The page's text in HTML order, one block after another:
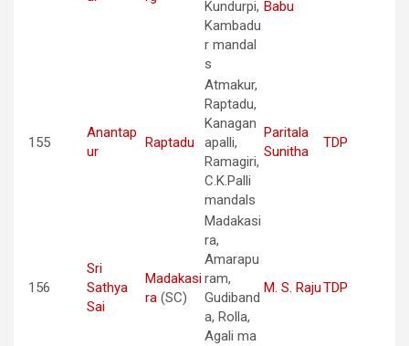
Kundurpi,
Kambadu
r mandal
s
Babu
155
Anantap
ur
Raptadu
Atmakur,
Raptadu,
Kanagan
apalli,
Ramagiri,
C.K.Palli
mandals
Paritala
Sunitha
TDP
156
Sri
Sathya
Sai
Madakasi
ra (SC)
Madakasi
ra,
Amarapu
ram,
Gudiband
a, Rolla,
Agali ma
M. S. RajuTDP